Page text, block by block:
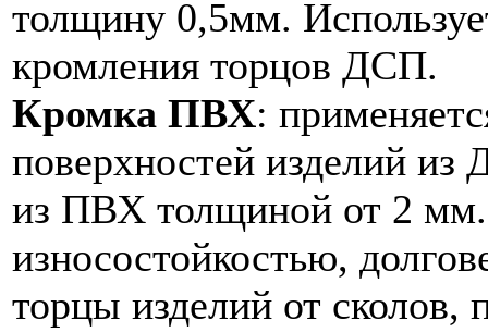
толщину 0,5мм.
кромления торцов ДСП.
Кромка ПВХ:
поверхностей изделий из
из ПВХ толщиной от 2
износостойкостью,
торцы изделий от сколов,